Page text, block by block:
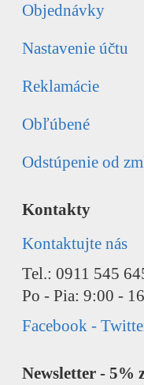
Objednávky
Nastavenie účtu
Reklamácie
Obľúbené
Odstúpenie od
Kontakty
Kontaktujte nás
Tel.: 0911 545
Po - Pia: 9:00 -
Facebook -
Newsletter - 5%